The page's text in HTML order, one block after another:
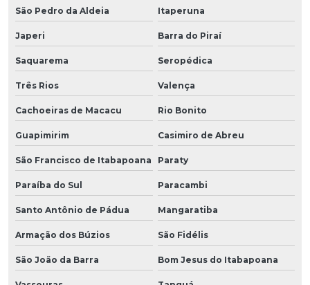
São Pedro da Aldeia Itaperuna
Japeri Barra do Piraí
Saquarema Seropédica
Três Rios Valença
Cachoeiras de Macacu Rio Bonito
Guapimirim Casimiro de Abreu
São Francisco de Itabapoana Paraty
Paraíba do Sul Paracambi
Santo Antônio de Pádua Mangaratiba
Armação dos Búzios São Fidélis
São João da Barra Bom Jesus do Itabapoana